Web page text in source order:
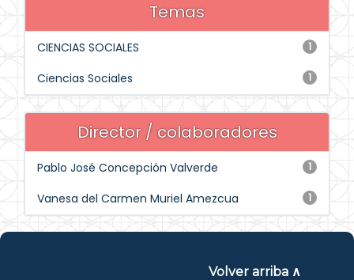
Temas
1
CIENCIAS SOCIALES
1
Ciencias Sociales
Director / colaboradores
1
Pablo José Concepción Valverde
1
Vanesa del Carmen Muriel Amezcua
Volver arriba ∧